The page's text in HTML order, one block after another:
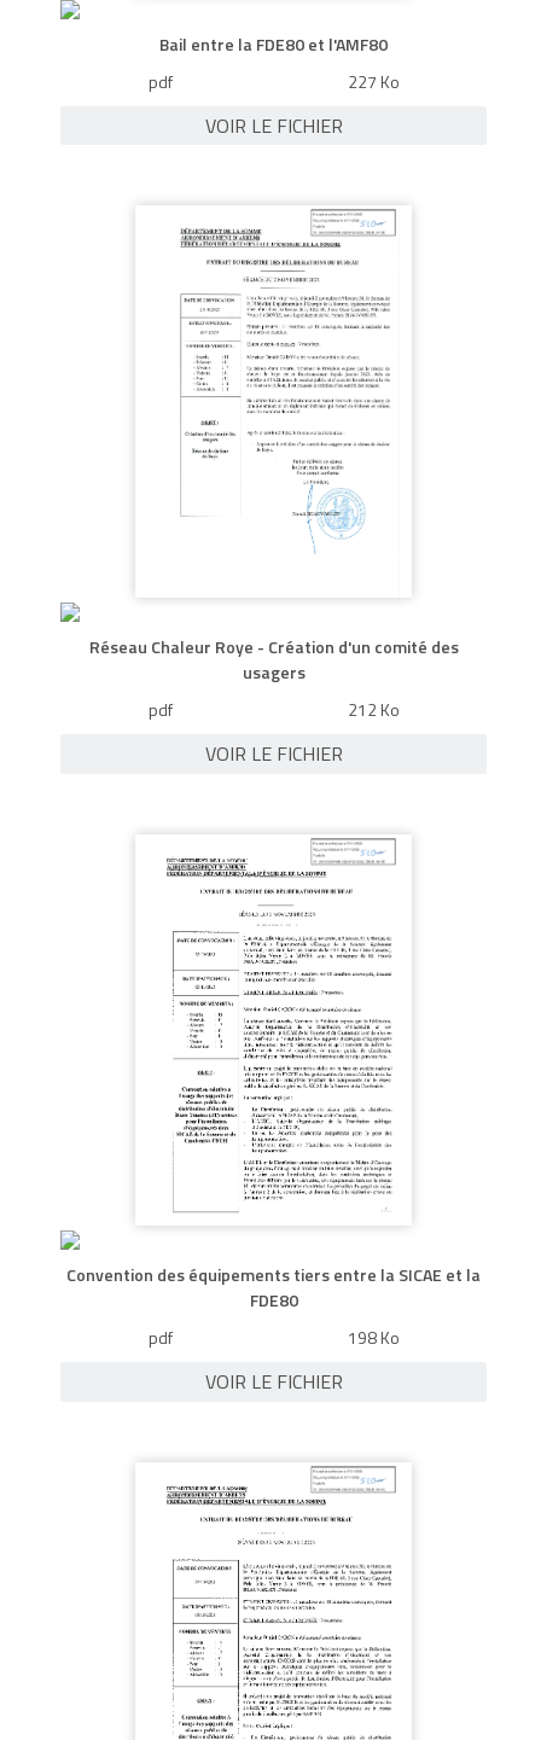
Bail entre la FDE80 et l'AMF80
pdf
227 Ko
VOIR LE FICHIER
Réseau Chaleur Roye - Création d'un comité des
usagers
pdf
212 Ko
VOIR LE FICHIER
Convention des équipements tiers entre la SICAE et la
FDE80
pdf
198 Ko
VOIR LE FICHIER